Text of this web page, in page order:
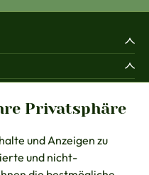
Privatsphäre
und Anzeigen zu
und nicht-